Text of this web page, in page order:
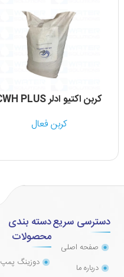
کربن اکتیو ادلر CWH PLUS
کربن فعال
دسترسی سریع
صفحه اصلی
درباره ما
دسته بندی
محصولات
دوزینگ پمپ